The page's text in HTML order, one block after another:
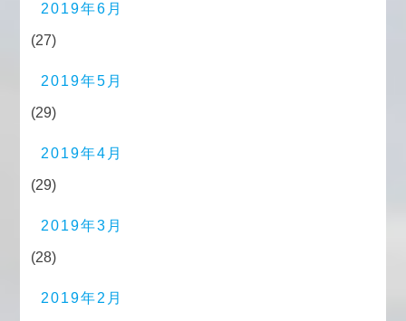
2019年6月
(27)
2019年5月
(29)
2019年4月
(29)
2019年3月
(28)
2019年2月